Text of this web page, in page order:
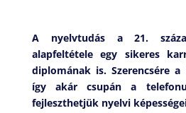
A nyelvtudás a 21.
alapfeltétele egy sikeres
diplomának is. Szerencsére
így akár csupán a
fejleszthetjük nyelvi